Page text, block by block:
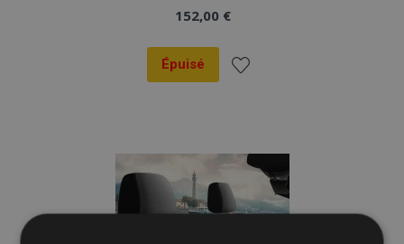
152,00 €
Épuisé
liste
d'achats